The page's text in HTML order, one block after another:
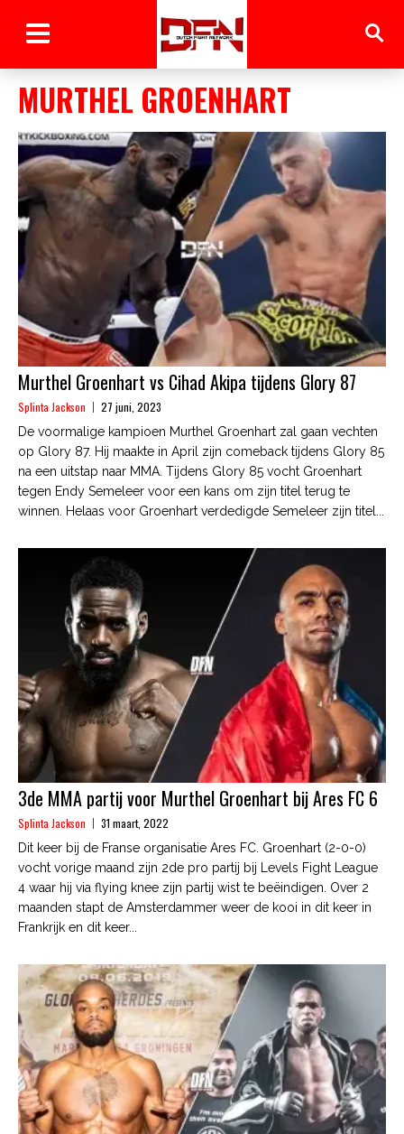
MURTHEL GROENHART
Murthel Groenhart vs Cihad Akipa tijdens Glory 87
Splinta Jackson 27 juni, 2023
De voormalige kampioen Murthel Groenhart zal gaan vechten
op Glory 87. Hij maakte in April zijn comeback tijdens Glory 85
na een uitstap naar MMA. Tijdens Glory 85 vocht Groenhart
tegen Endy Semeleer voor een kans om zijn titel terug te
winnen. Helaas voor Groenhart verdedigde Semeleer zijn titel...
3de MMA partij voor Murthel Groenhart bij Ares FC 6
Splinta Jackson 31 maart, 2022
Dit keer bij de Franse organisatie Ares FC. Groenhart (2-0-0)
vocht vorige maand zijn 2de pro partij bij Levels Fight League
4 waar hij via flying knee zijn partij wist te beëindigen. Over 2
maanden stapt de Amsterdammer weer de kooi in dit keer in
Frankrijk en dit keer...